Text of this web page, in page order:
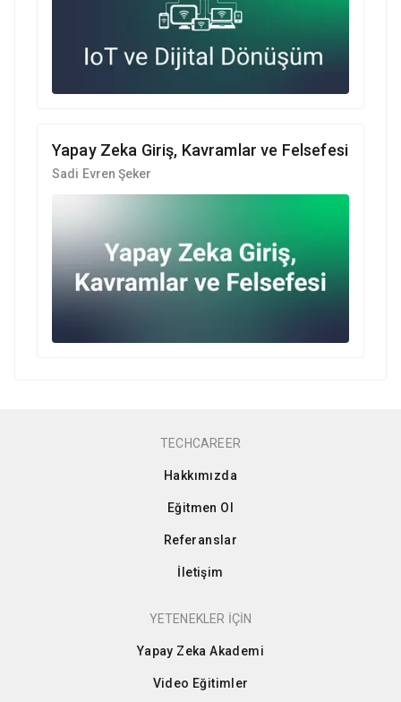
Yapay Zeka Giriş, Kavramlar ve Felsefesi
Sadi Evren Şeker
TECHCAREER
Hakkımızda
Eğitmen Ol
Referanslar
İletişim
YETENEKLER İÇİN
Yapay Zeka Akademi
Video Eğitimler